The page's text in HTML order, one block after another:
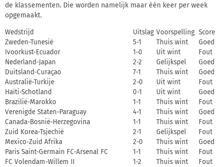
de klassementen. Die worden namelijk maar één keer per week
opgemaakt.
Wedstrijd
Uitslag Voorspelling Score
Zweden-Tunesië
5-1 Thuis wint
Goed
Ivoorkust-Ecuador
1-0 Uit wint
Fout
Nederland-Japan
2-2 Gelijkspel
Goed
Duitsland-Curaçao
7-1 Thuis wint
Goed
Australië-Turkije
2-0 Uit wint
Fout
Haïti-Schotland
0-1 Uit wint
Goed
Brazilië-Marokko
1-1 Thuis wint
Fout
Verenigde Staten-Paraguay
4-1 Thuis wint
Goed
Canada-Bosnië-Herzegovina
1-1 Thuis wint
Fout
Zuid Korea-Tsjechië
2-1 Gelijkspel
Fout
Mexico-Zuid Afrika
2-0 Thuis wint
Goed
Paris Saint-Germain FC-Arsenal FC
1-1 Thuis wint
Fout
FC Volendam-Willem II
1-2 Thuis wint
Fout